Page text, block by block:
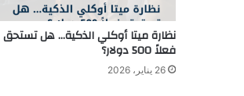
نظارة ميتا أوكلي الذكية… هل تستحق
فعلاً 500 دولار؟
26 يناير، 2026